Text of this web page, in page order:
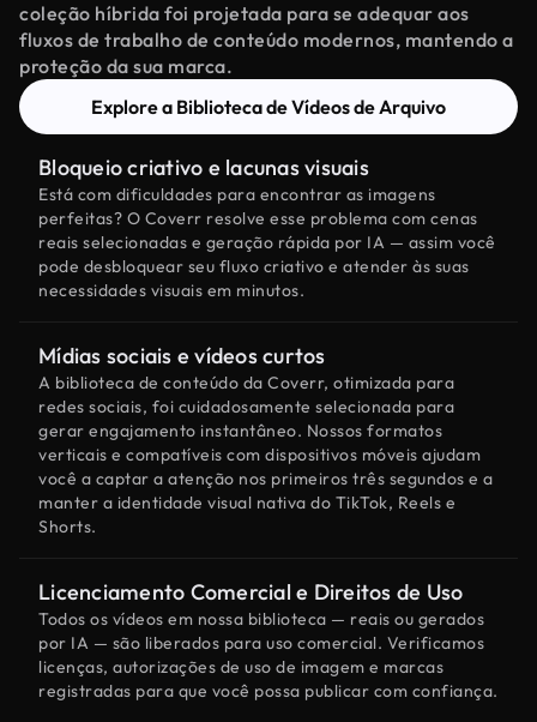
coleção híbrida foi projetada para se adequar aos
fluxos de trabalho de conteúdo modernos, mantendo a
proteção da sua marca.
Explore a Biblioteca de Vídeos de Arquivo
Bloqueio criativo e lacunas visuais
Está com dificuldades para encontrar as imagens
perfeitas? O Coverr resolve esse problema com cenas
reais selecionadas e geração rápida por IA — assim você
pode desbloquear seu fluxo criativo e atender às suas
necessidades visuais em minutos.
Mídias sociais e vídeos curtos
A biblioteca de conteúdo da Coverr, otimizada para
redes sociais, foi cuidadosamente selecionada para
gerar engajamento instantâneo. Nossos formatos
verticais e compatíveis com dispositivos móveis ajudam
você a captar a atenção nos primeiros três segundos e a
manter a identidade visual nativa do TikTok, Reels e
Shorts.
Licenciamento Comercial e Direitos de Uso
Todos os vídeos em nossa biblioteca — reais ou gerados
por IA — são liberados para uso comercial. Verificamos
licenças, autorizações de uso de imagem e marcas
registradas para que você possa publicar com confiança.